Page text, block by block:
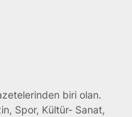
biri olan.
Spor, Kültür- Sanat,